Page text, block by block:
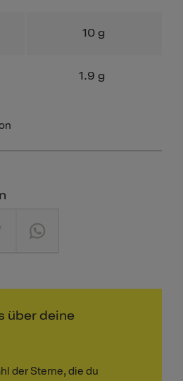
10 g
1.9 g
über deine
der Sterne, die du